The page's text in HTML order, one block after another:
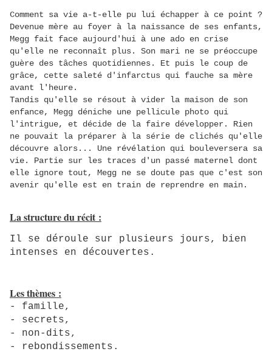
Comment sa vie a-t-elle pu lui échapper à ce point ?
Devenue mère au foyer à la naissance de ses enfants,
Megg fait face aujourd'hui à une ado en crise
qu'elle ne reconnaît plus. Son mari ne se préoccupe
guère des tâches quotidiennes. Et puis le coup de
grâce, cette saleté d'infarctus qui fauche sa mère
avant l'heure.
Tandis qu'elle se résout à vider la maison de son
enfance, Megg déniche une pellicule photo qui
l'intrigue, et décide de la faire développer. Rien
ne pouvait la préparer à la série de clichés qu'elle
découvre alors... Une révélation qui bouleversera sa
vie. Partie sur les traces d'un passé maternel dont
elle ignore tout, Megg ne se doute pas que c'est son
avenir qu'elle est en train de reprendre en main.
La structure du récit :
Il se déroule sur plusieurs jours, bien
intenses en découvertes.
Les thèmes :
- famille,
- secrets,
- non-dits,
- rebondissements .